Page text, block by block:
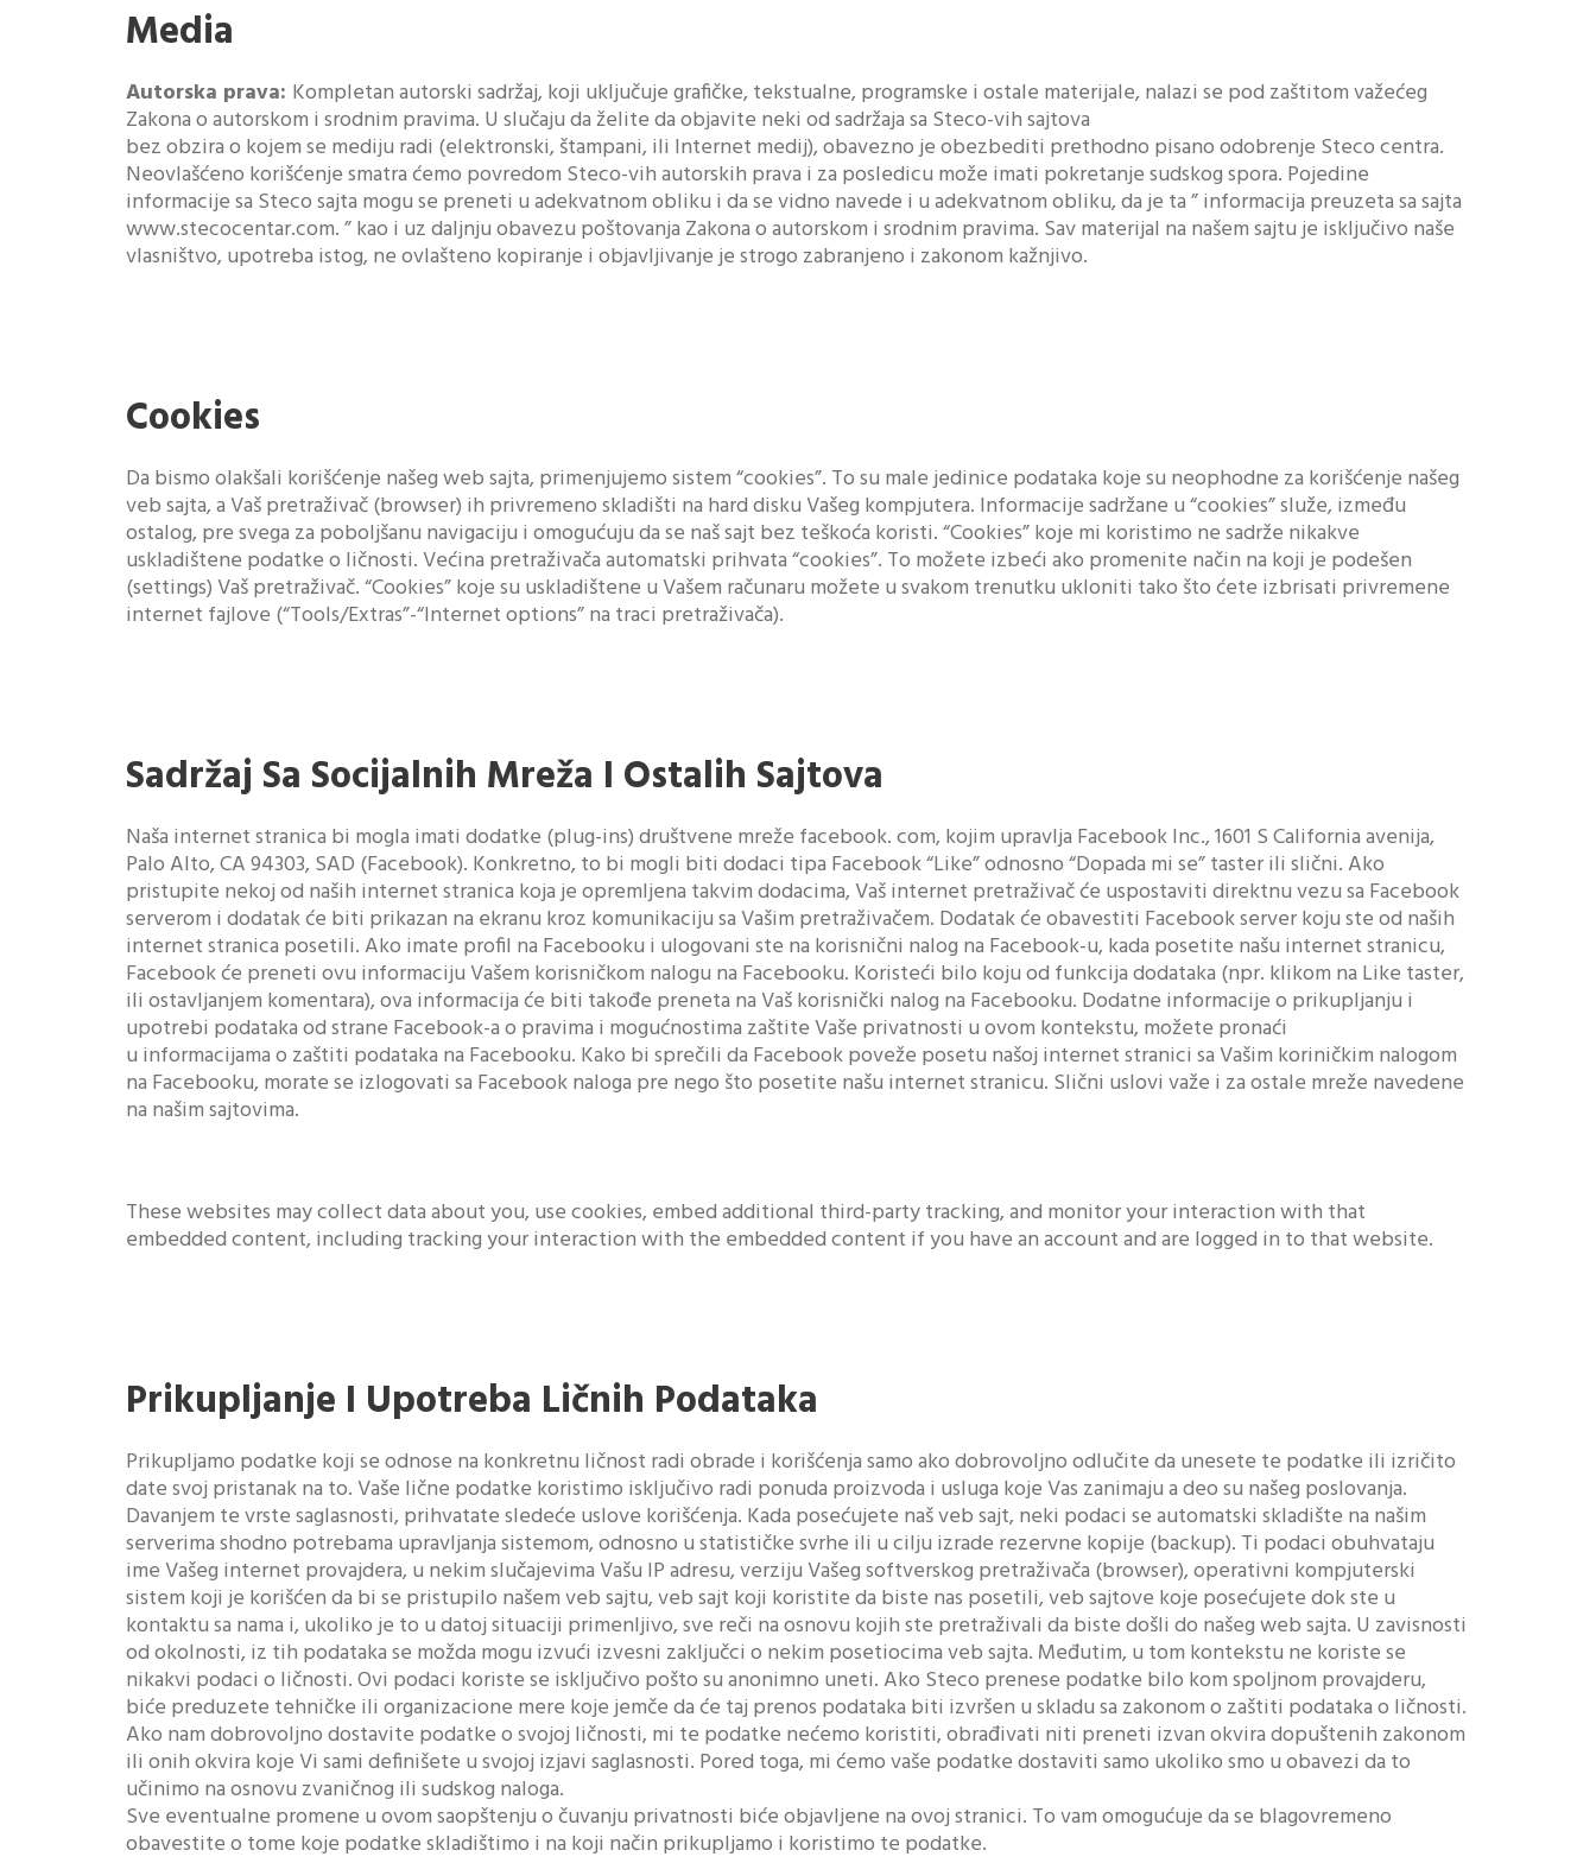
Media
Autorska prava: Kompletan autorski sadržaj, koji uključuje grafičke, tekstualne, programske i ostale materijale, nalazi se pod zaštitom važećeg
Zakona o autorskom i srodnim pravima. U slučaju da želite da objavite neki od sadržaja sa Steco-vih sajtova
bez obzira o kojem se mediju radi (elektronski, štampani, ili Internet medij), obavezno je obezbediti prethodno pisano odobrenje Steco centra.
Neovlašćeno korišćenje smatra ćemo povredom Steco-vih autorskih prava i za posledicu može imati pokretanje sudskog spora. Pojedine
informacije sa Steco sajta mogu se preneti u adekvatnom obliku i da se vidno navede i u adekvatnom obliku, da je ta ” informacija preuzeta sa sajta
www.stecocentar.com. ” kao i uz daljnju obavezu poštovanja Zakona o autorskom i srodnim pravima. Sav materijal na našem sajtu je isključivo naše
vlasništvo, upotreba istog, ne ovlašteno kopiranje i objavljivanje je strogo zabranjeno i zakonom kažnjivo.
Cookies
Da bismo olakšali korišćenje našeg web sajta, primenjujemo sistem “cookies”. To su male jedinice podataka koje su neophodne za korišćenje našeg
veb sajta, a Vaš pretraživač (browser) ih privremeno skladišti na hard disku Vašeg kompjutera. Informacije sadržane u “cookies” služe, između
ostalog, pre svega za poboljšanu navigaciju i omogućuju da se naš sajt bez teškoća koristi. “Cookies” koje mi koristimo ne sadrže nikakve
uskladištene podatke o ličnosti. Većina pretraživača automatski prihvata “cookies”. To možete izbeći ako promenite način na koji je podešen
(settings) Vaš pretraživač. “Cookies” koje su uskladištene u Vašem računaru možete u svakom trenutku ukloniti tako što ćete izbrisati privremene
internet fajlove (“Tools/Extras”-“Internet options” na traci pretraživača).
Sadržaj Sa Socijalnih Mreža I Ostalih Sajtova
Naša internet stranica bi mogla imati dodatke (plug-ins) društvene mreže facebook. com, kojim upravlja Facebook Inc., 1601 S California avenija,
Palo Alto, CA 94303, SAD (Facebook). Konkretno, to bi mogli biti dodaci tipa Facebook “Like” odnosno “Dopada mi se” taster ili slični. Ako
pristupite nekoj od naših internet stranica koja je opremljena takvim dodacima, Vaš internet pretraživač će uspostaviti direktnu vezu sa Facebook
serverom i dodatak će biti prikazan na ekranu kroz komunikaciju sa Vašim pretraživačem. Dodatak će obavestiti Facebook server koju ste od naših
internet stranica posetili. Ako imate profil na Facebooku i ulogovani ste na korisnični nalog na Facebook-u, kada posetite našu internet stranicu,
Facebook će preneti ovu informaciju Vašem korisničkom nalogu na Facebooku. Koristeći bilo koju od funkcija dodataka (npr. klikom na Like taster,
ili ostavljanjem komentara), ova informacija će biti takođe preneta na Vaš korisnički nalog na Facebooku. Dodatne informacije o prikupljanju i
upotrebi podataka od strane Facebook-a o pravima i mogućnostima zaštite Vaše privatnosti u ovom kontekstu, možete pronaći
u informacijama o zaštiti podataka na Facebooku. Kako bi sprečili da Facebook poveže posetu našoj internet stranici sa Vašim koriničkim nalogom
na Facebooku, morate se izlogovati sa Facebook naloga pre nego što posetite našu internet stranicu. Slični uslovi važe i za ostale mreže navedene
na našim sajtovima.
These websites may collect data about you, use cookies, embed additional third-party tracking, and monitor your interaction with that
embedded content, including tracking your interaction with the embedded content if you have an account and are logged in to that website.
Prikupljanje I Upotreba Ličnih Podataka
Prikupljamo podatke koji se odnose na konkretnu ličnost radi obrade i korišćenja samo ako dobrovoljno odlučite da unesete te podatke ili izričito
date svoj pristanak na to. Vaše lične podatke koristimo isključivo radi ponuda proizvoda i usluga koje Vas zanimaju a deo su našeg poslovanja.
Davanjem te vrste saglasnosti, prihvatate sledeće uslove korišćenja. Kada posećujete naš veb sajt, neki podaci se automatski skladište na našim
serverima shodno potrebama upravljanja sistemom, odnosno u statističke svrhe ili u cilju izrade rezervne kopije (backup). Ti podaci obuhvataju
ime Vašeg internet provajdera, u nekim slučajevima Vašu IP adresu, verziju Vašeg softverskog pretraživača (browser), operativni kompjuterski
sistem koji je korišćen da bi se pristupilo našem veb sajtu, veb sajt koji koristite da biste nas posetili, veb sajtove koje posećujete dok ste u
kontaktu sa nama i, ukoliko je to u datoj situaciji primenljivo, sve reči na osnovu kojih ste pretraživali da biste došli do našeg web sajta. U zavisnosti
od okolnosti, iz tih podataka se možda mogu izvući izvesni zaključci o nekim posetiocima veb sajta. Međutim, u tom kontekstu ne koriste se
nikakvi podaci o ličnosti. Ovi podaci koriste se isključivo pošto su anonimno uneti. Ako Steco prenese podatke bilo kom spoljnom provajderu,
biće preduzete tehničke ili organizacione mere koje jemče da će taj prenos podataka biti izvršen u skladu sa zakonom o zaštiti podataka o ličnosti.
Ako nam dobrovoljno dostavite podatke o svojoj ličnosti, mi te podatke nećemo koristiti, obrađivati niti preneti izvan okvira dopuštenih zakonom
ili onih okvira koje Vi sami definišete u svojoj izjavi saglasnosti. Pored toga, mi ćemo vaše podatke dostaviti samo ukoliko smo u obavezi da to
učinimo na osnovu zvaničnog ili sudskog naloga.
Sve eventualne promene u ovom saopštenju o čuvanju privatnosti biće objavljene na ovoj stranici. To vam omogućuje da se blagovremeno
obavestite o tome koje podatke skladištimo i na koji način prikupljamo i koristimo te podatke.